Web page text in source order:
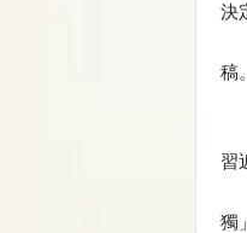
決
稿。
習
獨